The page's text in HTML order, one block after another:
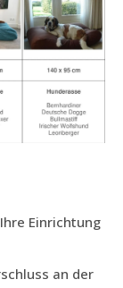
Einrichtung
an der